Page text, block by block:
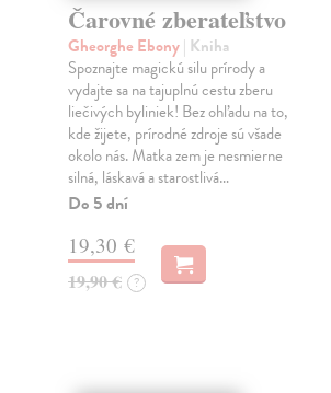
Čarovné zberateľstvo
Gheorghe Ebony| Kniha
Spoznajte magickú silu prírody a
vydajte sa na tajuplnú cestu zberu
liečivých byliniek! Bez ohľadu na to,
kde žijete, prírodné zdroje sú všade
okolo nás. Matka zem je nesmierne
silná, láskavá a starostlivá…
Do 5 dní
19,30 €
19,90 € ?